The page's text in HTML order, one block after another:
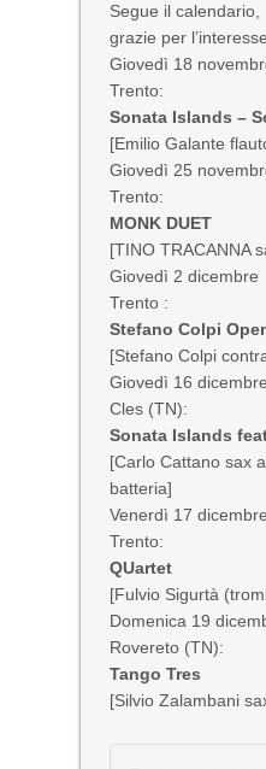
Segue il calendario,
grazie per
Giovedì 18
Trento:
Sonata Islands –
[Emilio Galante
Giovedì 25
Trento:
MONK DUET
[TINO TRACANNA
Giovedì 2 dicembre
Trento :
Stefano Colpi
[Stefano Colpi
Giovedì 16 dicembre
Cles (TN):
Sonata Islands
[Carlo Cattano sax
batteria]
Venerdì 17 dicembre
Trento:
QUartet
[Fulvio Sigurtà
Domenica 19
Rovereto (TN):
Tango Tres
[Silvio Zalambani